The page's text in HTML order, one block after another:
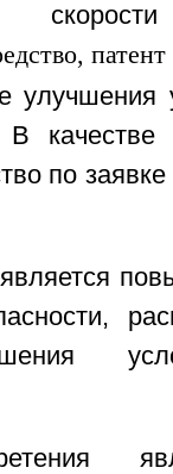
улучшения
качестве
по